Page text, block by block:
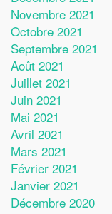
Novembre 2021
Octobre 2021
Septembre 2021
Août 2021
Juillet 2021
Juin 2021
Mai 2021
Avril 2021
Mars 2021
Février 2021
Janvier 2021
Décembre 2020